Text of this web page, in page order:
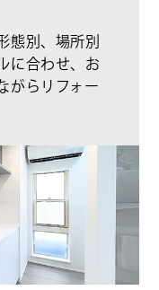
態別、場所別
に合わせ、お
がらリフォー